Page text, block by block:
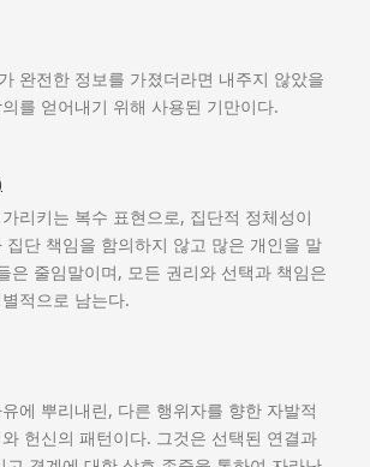
완전한 정보를 가졌더라면 내주지 않았을
를 얻어내기 위해 사용된 기만이다.
리키는 복수 표현으로, 집단적 정체성이
집단 책임을 함의하지 않고 많은 개인을 말
은 줄임말이며, 모든 권리와 선택과 책임은
적으로 남는다.
에 뿌리내린, 다른 행위자를 향한 자발적
헌신의 패턴이다. 그것은 선택된 연결과